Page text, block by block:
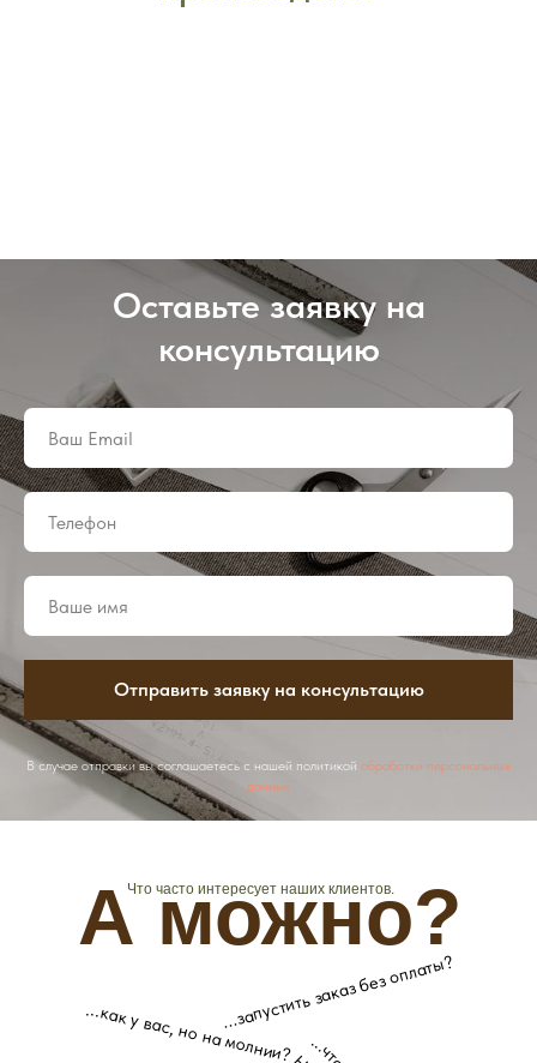
Оставьте заявку на
консультацию
Отправить заявку на консультацию
В случае отправки вы соглашаетесь с нашей политикой обработки персональных
данных
А можно?
Что часто интересует наших клиентов.
...запустить заказ без оплаты?
...как у вас, но на молнии?